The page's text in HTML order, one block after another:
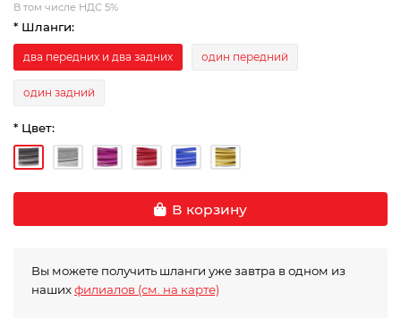
В том числе НДС 5%
* Шланги:
два передних и два задних один передний
один задний
* Цвет:
В корзину
Вы можете получить шланги уже завтра в одном из
нашихфилиалов (см. на карте)